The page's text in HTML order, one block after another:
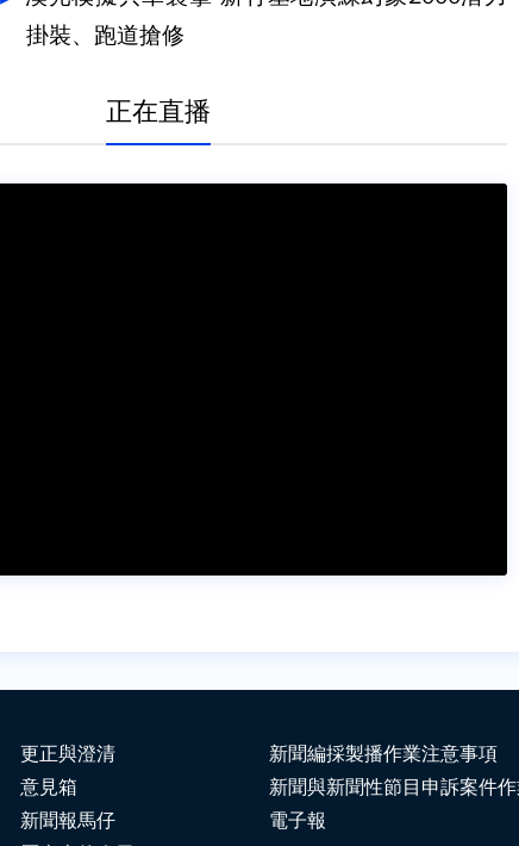
掛裝、跑道搶修
正在直播
更正與澄清
意見箱
新聞報馬仔
新聞編採製播作業注意事項
新聞與新聞性節目申訴案件
電子報